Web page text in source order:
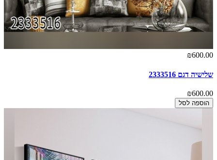
₪600.00
שלישיה דגם 2333516
₪600.00
הוספה לסל